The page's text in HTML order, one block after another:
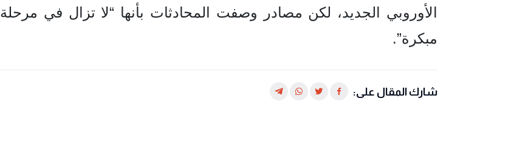
الأوروبي الجديد، لكن مصادر وصفت المحادثات بأنها “لا تزال في مرحلة
مبكرة”.
شارك المقال على: